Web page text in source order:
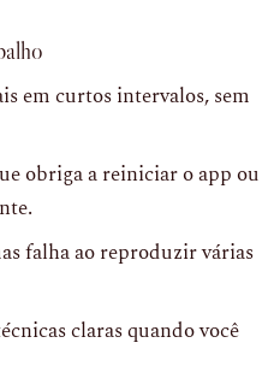
em curtos intervalos, sem
obriga a reiniciar o app ou
falha ao reproduzir várias
claras quando você